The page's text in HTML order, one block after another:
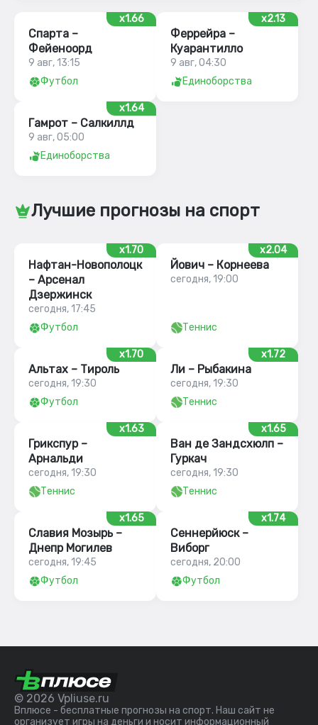
x1.66
Спарта –
Фейеноорд
9 авг, 13:15
Футбол
x2.13
Феррейра –
Куарантилло
9 авг, 04:30
Единоборства
x1.64
Гамрот – Салкиллд
9 авг, 05:00
Единоборства
Лучшие прогнозы на спорт
x1.70
Нафтан-Новополоцк
– Арсенал
Дзержинск
сегодня, 17:45
Футбол
x2.04
Йович – Корнеева
сегодня, 19:00
Теннис
x1.70
Альтах – Тироль
сегодня, 19:30
Футбол
x1.72
Ли – Рыбакина
сегодня, 19:30
Теннис
x1.63
Грикспур –
Арнальди
сегодня, 19:30
Теннис
x1.65
Ван де Зандсхюлп –
Гуркач
сегодня, 19:30
Теннис
x1.65
Славия Мозырь –
Днепр Могилев
сегодня, 19:45
Футбол
x1.74
Сеннерйюск –
Виборг
сегодня, 20:00
Футбол
© 2026 Vpliuse.ru
Вплюсе - бесплатные прогнозы на спорт. Наш сайт не
организует игры на деньги и носит информационный